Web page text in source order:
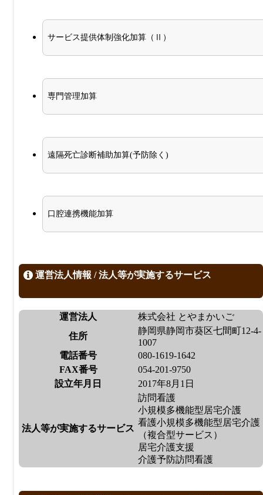
サービス提供体制強化加算（Ⅱ）
専門管理加算
遠隔死亡診断補助加算(予防除く)
口腔連携機能加算
運営法人情報 / 法人等が実施するサービス
運営法人
株式会社 とやまかいご
住所
静岡県静岡市葵区七間町12-4-
1007
電話番号
080-1619-1642
FAX番号
054-201-9750
設立年月日
2017年8月1日
法人等が実施するサービス
訪問看護
小規模多機能型居宅介護
看護小規模多機能型居宅介護
（複合型サービス）
居宅介護支援
介護予防訪問看護